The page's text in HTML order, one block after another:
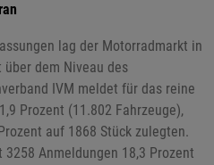
lag der Motorradmarkt in
über dem Niveau des
IVM meldet für das reine
Prozent (11.802 Fahrzeuge),
auf 1868 Stück zulegten.
Anmeldungen 18,3 Prozent